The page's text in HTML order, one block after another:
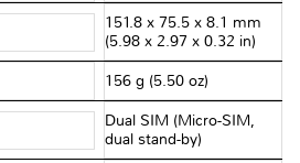
151.8 x 75.5 x 8.1 mm
(5.98 x 2.97 x 0.32 in)
156 g (5.50 oz)
Dual SIM (Micro-SIM,
dual stand-by)